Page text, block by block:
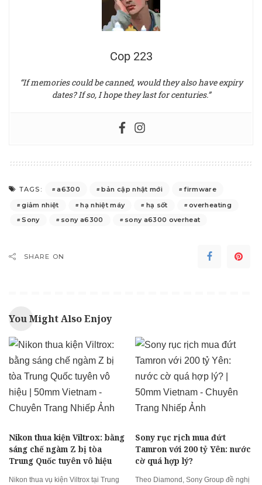
Cop 223
“If memories could be canned, would they also have expiry
dates? If so, I hope they last for centuries.”
TAGS: a6300 bản cập nhật mới
firmware
giảm nhiệt
hạ nhiệt máy hạ sốt
overheating
Sony
sony a6300 sony a6300 overheat
SHARE ON
You Might Also Enjoy
Nikon thua kiện Viltrox: bằng
sáng chế ngàm Z bị tòa
Trung Quốc tuyên vô hiệu
Nikon thua vụ kiện Viltrox tại Trung
Sony rục rịch mua đứt
Tamron với 200 tỷ Yên: nước
cờ quá hợp lý?
Theo Diamond, Sony Group đề nghị